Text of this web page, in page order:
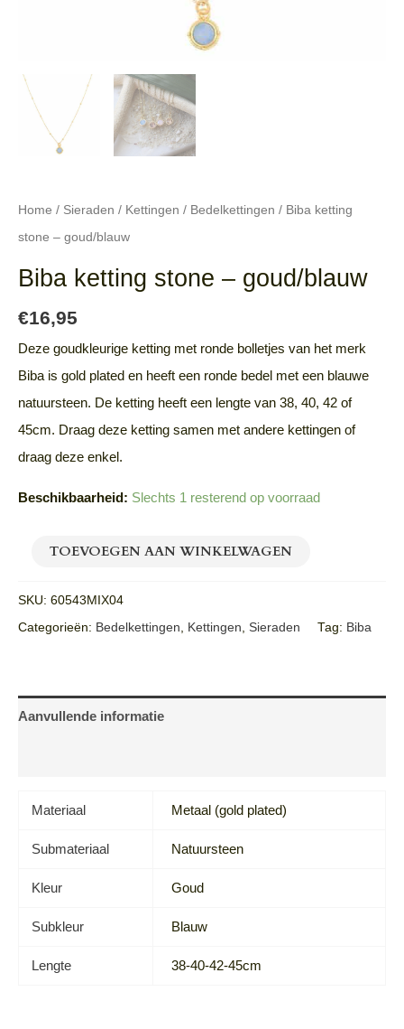
Home / Sieraden / Kettingen / Bedelkettingen / Biba ketting
stone – goud/blauw
Biba ketting stone – goud/blauw
€16,95
Deze goudkleurige ketting met ronde bolletjes van het merk
Biba is gold plated en heeft een ronde bedel met een blauwe
natuursteen. De ketting heeft een lengte van 38, 40, 42 of
45cm. Draag deze ketting samen met andere kettingen of
draag deze enkel.
Beschikbaarheid: Slechts 1 resterend op voorraad
TOEVOEGEN AAN WINKELWAGEN
SKU: 60543MIX04
Categorieën: Bedelkettingen, Kettingen, Sieraden Tag: Biba
Aanvullende informatie
Materiaal Metaal (gold plated)
Submateriaal Natuursteen
Kleur Goud
Subkleur Blauw
Lengte 38-40-42-45cm